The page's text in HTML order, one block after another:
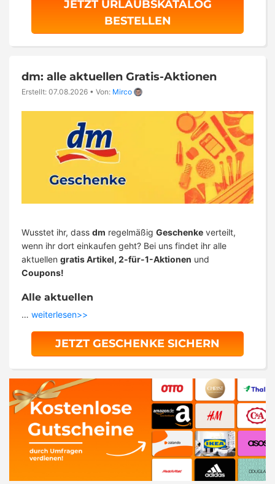
JETZT URLAUBSKATALOG
BESTELLEN
dm: alle aktuellen Gratis-Aktionen
Erstellt: 07.08.2026 • Von: Mirco
Wusstet ihr, dass dm regelmäßig Geschenke verteilt,
wenn ihr dort einkaufen geht? Bei uns findet ihr alle
aktuellen gratis Artikel, 2-für-1-Aktionen und
Coupons!
Alle aktuellen
… weiterlesen>>
JETZT GESCHENKE SICHERN